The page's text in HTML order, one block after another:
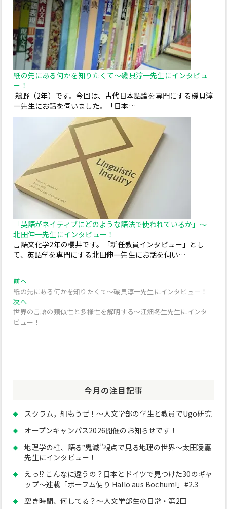
紙の先にある何かを知りたくて～磯貝淳一先生にインタビュ
ー！
鵜野（2年）です。今回は、古代日本語論を専門にする磯貝淳
一先生にお話を伺いました。「日本…
「英語がネイティブにどのような語法で使われているか」～
北田伸一先生にインタビュー！
言語文化学2年の櫻井です。「新任教員インタビュー」とし
て、英語学を専門にする北田伸一先生にお話を伺い…
投
稿
ナ
ン
前へ過
去
の
投
稿:
紙の先にある何かを知りたくて～磯貝淳一先生にインタビュー！
次へ次
の
投
世界の言語の類似性と多様性を解明する～江畑冬生先生にインタ
ビュー！
今月の注目記事
スクラム，組もうぜ！～人文学部の学生と教員でUgo研究
オープンキャンパス2026開催のお知らせです！
地理学の柱、語る‟鬼滅”視点で見る地理の世界～太田凌嘉
先生にインタビュー！
えっ!? こんなに違うの？日本とドイツで見つけた30のギャ
ップ～連載「ボーフム便り Hallo aus Bochum!」#2.3
空き時間、何してる？～人文学部生の日常・第2回